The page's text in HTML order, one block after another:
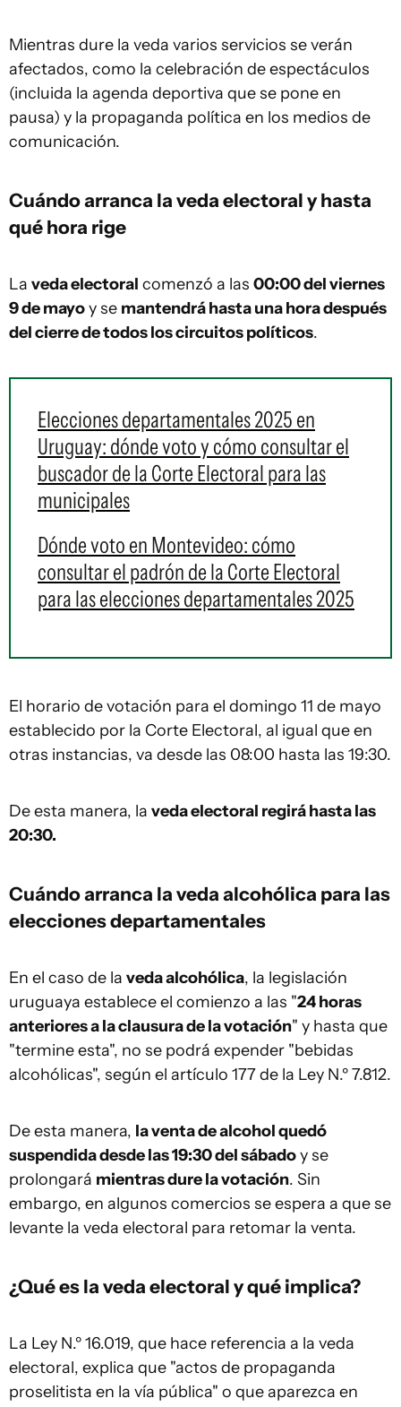
Mientras dure la veda varios servicios se verán
afectados, como la celebración de espectáculos
(incluida la agenda deportiva que se pone en
pausa) y la propaganda política en los medios de
comunicación.
Cuándo arranca la veda electoral y hasta
qué hora rige
La veda electoral comenzó a las 00:00 del viernes
9 de mayoy se mantendrá hasta una hora después
del cierre de todos los circuitos políticos.
Elecciones departamentales 2025 en
Uruguay: dónde voto y cómo consultar el
buscador de la Corte Electoral para las
municipales
Dónde voto en Montevideo: cómo
consultar el padrón de la Corte Electoral
para las elecciones departamentales 2025
El horario de votación para el domingo 11 de mayo
establecido por la Corte Electoral, al igual que en
otras instancias, va desde las 08:00 hasta las 19:30.
De esta manera, la veda electoral regirá hasta las
20:30.
Cuándo arranca la veda alcohólica para las
elecciones departamentales
En el caso de la veda alcohólica, la legislación
uruguaya establece el comienzo a las "24 horas
anteriores a la clausura de la votación" y hasta que
"termine esta", no se podrá expender "bebidas
alcohólicas", según el artículo 177 de la Ley N.º 7.812.
De esta manera, la venta de alcohol quedó
suspendida desde las 19:30 del sábadoy se
prolongará mientras dure la votación. Sin
embargo, en algunos comercios se espera a que se
levante la veda electoral para retomar la venta.
¿Qué es la veda electoral y qué implica?
La Ley N.º 16.019, que hace referencia a la veda
electoral, explica que "actos de propaganda
proselitista en la vía pública" o que aparezca en